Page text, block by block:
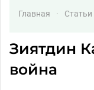
Главная Статьи
Зиятдин
война